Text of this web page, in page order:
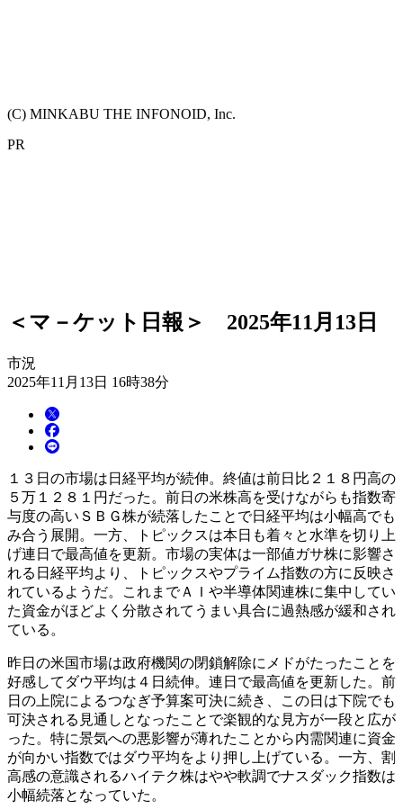
(C) MINKABU THE INFONOID, Inc.
PR
＜マ－ケット日報＞ 2025年11月13日
市況
2025年11月13日 16時38分
１３日の市場は日経平均が続伸。終値は前日比２１８円高の
５万１２８１円だった。前日の米株高を受けながらも指数寄
与度の高いＳＢＧ株が続落したことで日経平均は小幅高でも
み合う展開。一方、トピックスは本日も着々と水準を切り上
げ連日で最高値を更新。市場の実体は一部値ガサ株に影響さ
れる日経平均より、トピックスやプライム指数の方に反映さ
れているようだ。これまでＡＩや半導体関連株に集中してい
た資金がほどよく分散されてうまい具合に過熱感が緩和され
ている。
昨日の米国市場は政府機関の閉鎖解除にメドがたったことを
好感してダウ平均は４日続伸。連日で最高値を更新した。前
日の上院によるつなぎ予算案可決に続き、この日は下院でも
可決される見通しとなったことで楽観的な見方が一段と広が
った。特に景気への悪影響が薄れたことから内需関連に資金
が向かい指数ではダウ平均をより押し上げている。一方、割
高感の意識されるハイテク株はやや軟調でナスダック指数は
小幅続落となっていた。